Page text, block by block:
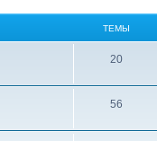
ТЕМЫ
20
56